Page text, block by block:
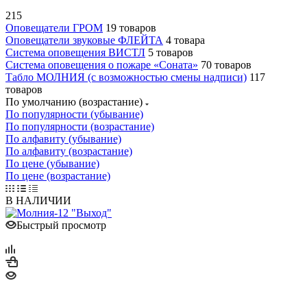
215
Оповещатели ГРОМ 19 товаров
Оповещатели звуковые ФЛЕЙТА 4 товара
Система оповещения ВИСТЛ 5 товаров
Система оповещения о пожаре «Соната» 70 товаров
Табло МОЛНИЯ (с возможностью смены надписи) 117
товаров
По умолчанию (возрастание)
По популярности (убывание)
По популярности (возрастание)
По алфавиту (убывание)
По алфавиту (возрастание)
По цене (убывание)
По цене (возрастание)
В НАЛИЧИИ
Быстрый просмотр